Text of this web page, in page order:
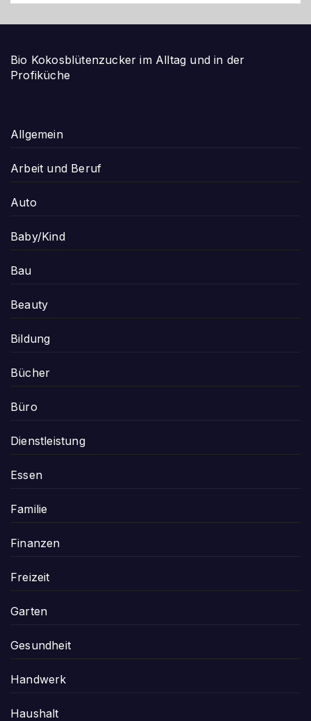
Bio Kokosblütenzucker im Alltag und in der
Profiküche
Allgemein
Arbeit und Beruf
Auto
Baby/Kind
Bau
Beauty
Bildung
Bücher
Büro
Dienstleistung
Essen
Familie
Finanzen
Freizeit
Garten
Gesundheit
Handwerk
Haushalt